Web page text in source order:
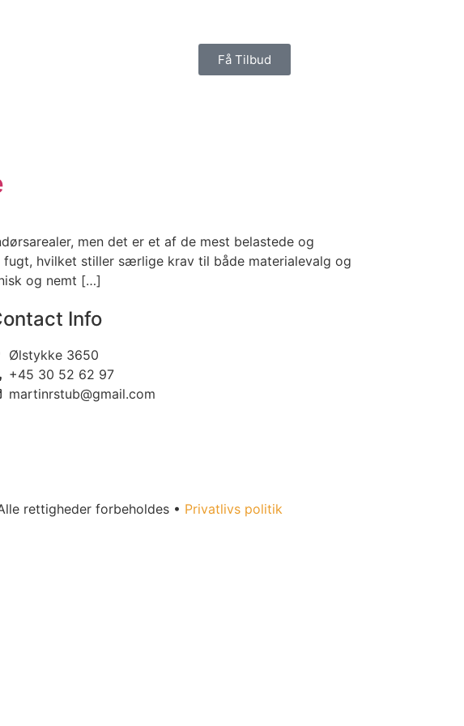
Få Tilbud
men det er et af de mest belastede og
hvilket stiller særlige krav til både materialevalg og
og nemt […]
Info
Ølstykke 3650
+45 30 52 62 97
martinrstub@gmail.com
rettigheder forbeholdes • Privatlivs politik